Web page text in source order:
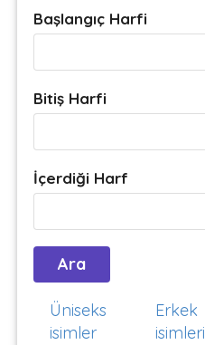
Başlangıç Harfi
Bitiş Harfi
İçerdiği Harf
Üniseks
isimler
Erkek
isimleri